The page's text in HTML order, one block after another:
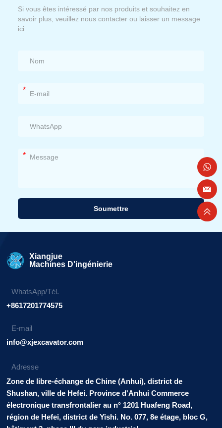
Si vous êtes intéressé par nos produits et souhaitez en
savoir plus, veuillez nous contacter ou laisser un message
ici
*
*
Soumettre
Xiangjue
Machines D'ingénierie
WhatsApp/Tél.
+8617201774575
E-mail
info@xjexcavator.com
Adresse
Zone de libre-échange de Chine (Anhui), district de
Shushan, ville de Hefei. Province d'Anhui Commerce
électronique transfrontalier au n° 1201 Huafeng Road,
région de Hefei, district de Yishi. No. 077, 8e étage, bloc G,